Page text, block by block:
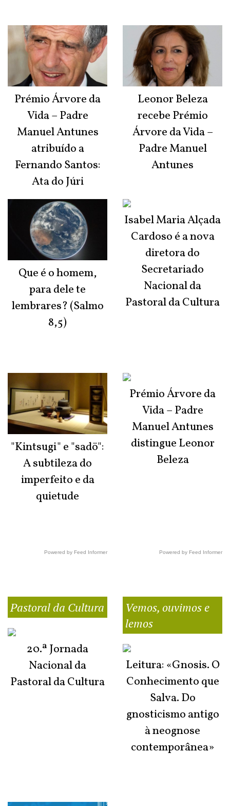
Prémio Árvore da
Vida – Padre
Manuel Antunes
atribuído a
Fernando Santos:
Ata do Júri
Que é o homem,
para dele te
lembrares? (Salmo
8,5)
"Kintsugi" e "sadō":
A subtileza do
imperfeito e da
quietude
Powered by Feed Informer
Leonor Beleza
recebe Prémio
Árvore da Vida –
Padre Manuel
Antunes
Isabel Maria Alçada
Cardoso é a nova
diretora do
Secretariado
Nacional da
Pastoral da Cultura
Prémio Árvore da
Vida – Padre
Manuel Antunes
distingue Leonor
Beleza
Powered by Feed Informer
Pastoral da Cultura
20.ª Jornada
Nacional da
Pastoral da Cultura
Vemos, ouvimos e
lemos
Leitura: «Gnosis. O
Conhecimento que
Salva. Do
gnosticismo antigo
à neognose
contemporânea»